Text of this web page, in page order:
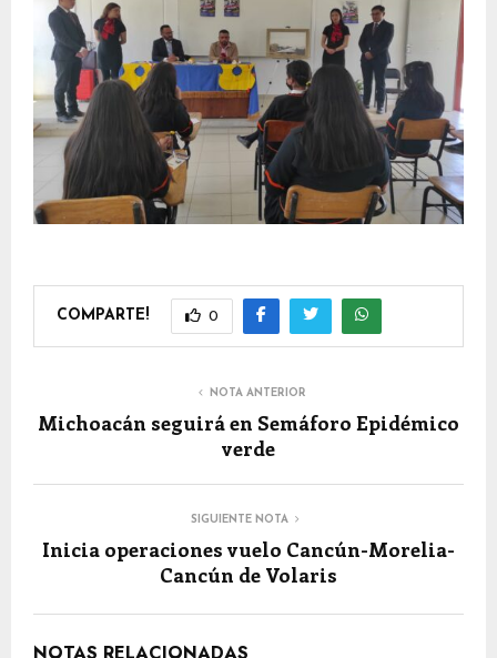
COMPARTE! 0
NOTA ANTERIOR
Michoacán seguirá en Semáforo Epidémico
verde
SIGUIENTE NOTA
Inicia operaciones vuelo Cancún-Morelia-
Cancún de Volaris